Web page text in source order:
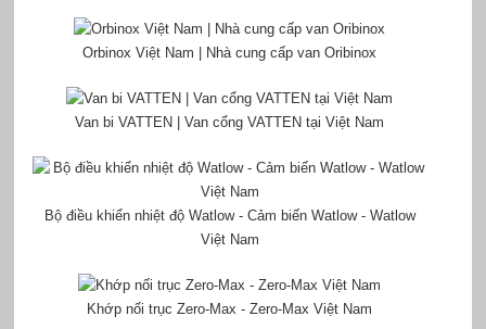
Orbinox Việt Nam | Nhà cung cấp van Oribinox
Van bi VATTEN | Van cổng VATTEN tại Việt Nam
Bộ điều khiển nhiệt độ Watlow - Cảm biến Watlow - Watlow
Việt Nam
Khớp nối trục Zero-Max - Zero-Max Việt Nam